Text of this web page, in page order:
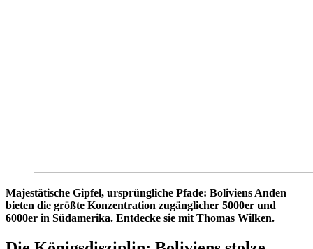
Majestätische Gipfel, ursprüngliche Pfade: Boliviens Anden
bieten die größte Konzentration zugänglicher 5000er und
6000er in Südamerika. Entdecke sie mit Thomas Wilken.